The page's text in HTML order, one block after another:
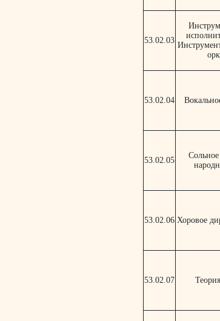
53.02.03
53.02.04
53.02.05
53.02.06 Хоровое
53.02.07